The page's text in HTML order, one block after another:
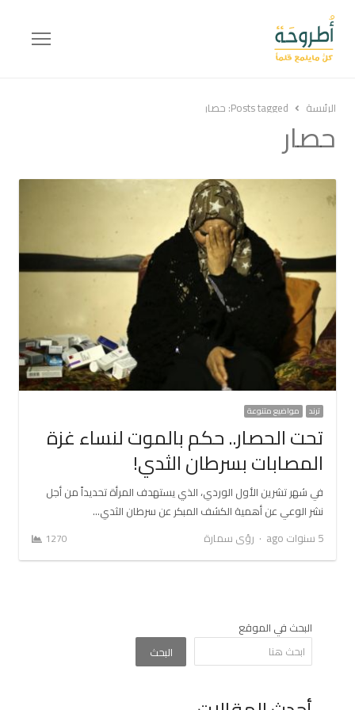
Menu
الرئيسة Posts tagged: حصار
حصار
ترند مواضيع متنوعة
تحت الحصار.. حكم بالموت لنساء غزة
المصابات بسرطان الثدي!
في شهر تشرين الأول الوردي، الذي يستهدف المرأة تحديداً من أجل
نشر الوعي عن أهمية الكشف المبكر عن سرطان الثدي…
5 سنوات ago
Author
رؤى سمارة 1270
البحث في الموقع
البحث